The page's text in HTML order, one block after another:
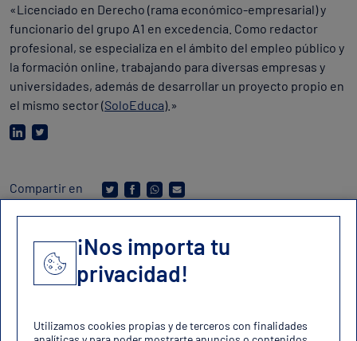
«Licenciado en Derecho (rama económico-empresarial) y
funcionario del grupo A1 en excedencia. Como redactor
profesional, se especializa en el ámbito del empleo público y
la formación online, trabajando para diversas empresas y
universidades, además de desarrollar un proyecto propio en
el mismo sector (SoloEduca).»
Compartir en
Contacto
¡Nos importa tu
privacidad!
Utilizamos cookies propias y de terceros con finalidades